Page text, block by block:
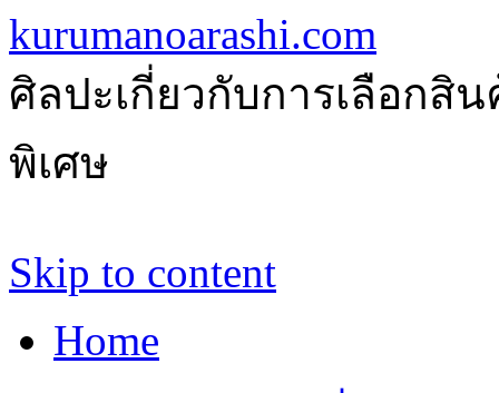
kurumanoarashi.com
ศิลปะเกี่ยวกับการเลือก
พิเศษ
Skip to content
Home